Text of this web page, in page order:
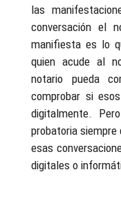
las
conversación el
manifiesta es lo
quien acude al
notario pueda
comprobar si
digitalmente.
probatoria siempre
esas
digitales o